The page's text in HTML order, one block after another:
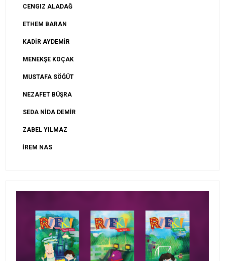
CENGIZ ALADAĞ
ETHEM BARAN
KADİR AYDEMİR
MENEKŞE KOÇAK
MUSTAFA SÖĞÜT
NEZAFET BÜŞRA
SEDA NİDA DEMİR
ZABEL YILMAZ
İREM NAS